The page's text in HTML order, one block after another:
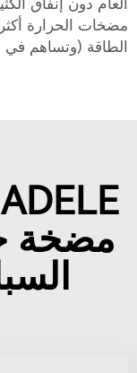
العام دون إنفاق
مضخات الحرارة
الطاقة (وتساهم في
مضخة